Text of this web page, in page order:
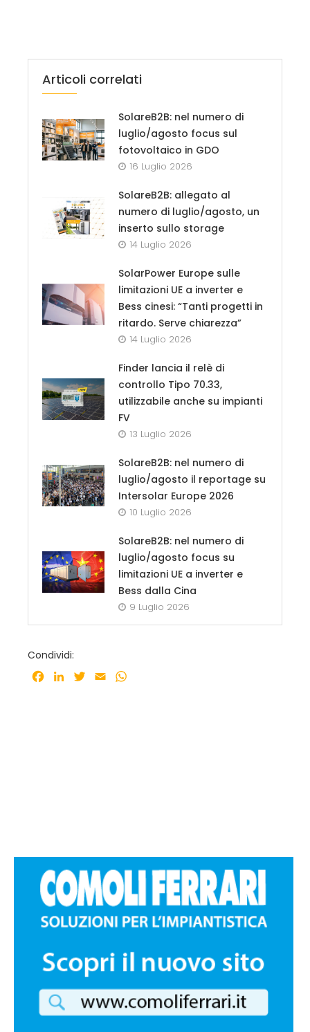
Articoli correlati
SolareB2B: nel numero di
luglio/agosto focus sul
fotovoltaico in GDO
16 Luglio 2026
SolareB2B: allegato al
numero di luglio/agosto, un
inserto sullo storage
14 Luglio 2026
SolarPower Europe sulle
limitazioni UE a inverter e
Bess cinesi: “Tanti progetti in
ritardo. Serve chiarezza”
14 Luglio 2026
Finder lancia il relè di
controllo Tipo 70.33,
utilizzabile anche su impianti
FV
13 Luglio 2026
SolareB2B: nel numero di
luglio/agosto il reportage su
Intersolar Europe 2026
10 Luglio 2026
SolareB2B: nel numero di
luglio/agosto focus su
limitazioni UE a inverter e
Bess dalla Cina
9 Luglio 2026
Condividi:
Facebook
LinkedInTwitter
Email